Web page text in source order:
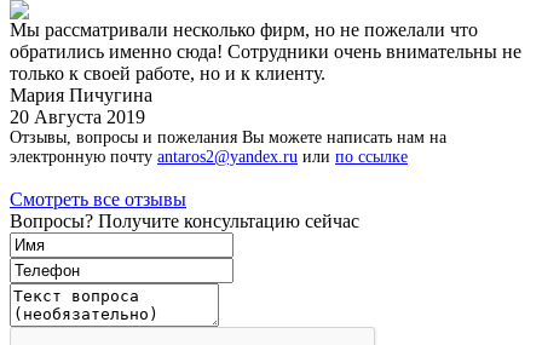
Мы рассматривали несколько фирм, но не пожелали что
обратились именно сюда! Сотрудники очень внимательны не
только к своей работе, но и к клиенту.
Мария Пичугина
20 Августа 2019
Отзывы, вопросы и пожелания Вы можете написать нам на
электронную почту antaros2@yandex.ru или по ссылке
Смотреть все отзывы
Вопросы? Получите консультацию сейчас